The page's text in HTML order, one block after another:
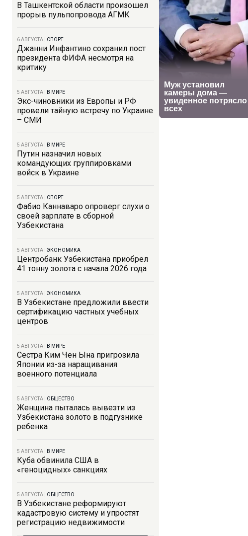
В Ташкентской области произошел
прорыв пульпопровода АГМК
6 АВГУСТА СПОРТ
Джанни Инфантино сохранил пост
президента ФИФА несмотря на
критику
5 АВГУСТА В МИРЕ
Экс-чиновники из Европы и РФ
провели тайную встречу по Украине
– СМИ
5 АВГУСТА В МИРЕ
Путин назначил новых
командующих группировками
войск в Украине
5 АВГУСТА СПОРТ
Фабио Каннаваро опроверг слухи о
своей зарплате в сборной
Узбекистана
5 АВГУСТА ЭКОНОМИКА
Центробанк Узбекистана приобрел
41 тонну золота с начала 2026 года
5 АВГУСТА ЭКОНОМИКА
В Узбекистане предложили ввести
сертификацию частных учебных
центров
5 АВГУСТА В МИРЕ
Сестра Ким Чен Ына пригрозила
Японии из-за наращивания
военного потенциала
5 АВГУСТА ОБЩЕСТВО
Женщина пыталась вывезти из
Узбекистана золото в подгузнике
ребенка
5 АВГУСТА В МИРЕ
Куба обвинила США в
«геноцидных» санкциях
5 АВГУСТА ОБЩЕСТВО
В Узбекистане реформируют
кадастровую систему и упростят
регистрацию недвижимости